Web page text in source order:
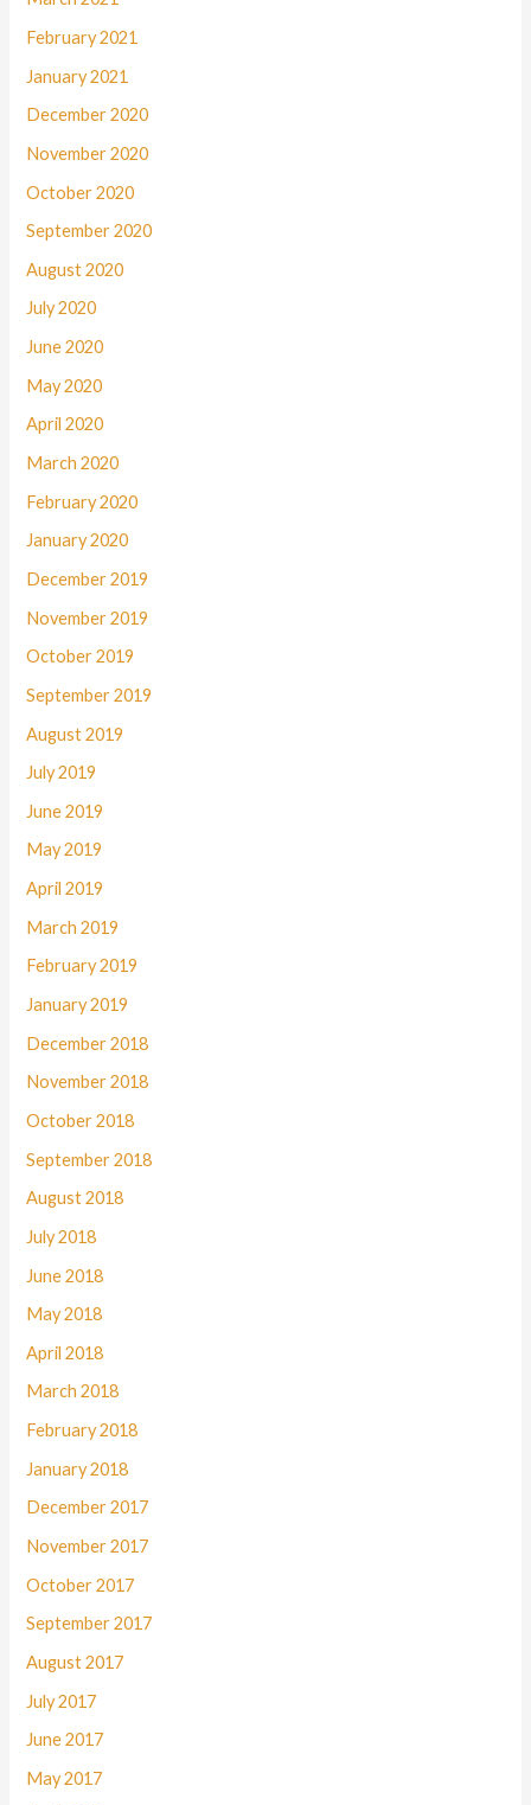
February 2021
January 2021
December 2020
November 2020
October 2020
September 2020
August 2020
July 2020
June 2020
May 2020
April 2020
March 2020
February 2020
January 2020
December 2019
November 2019
October 2019
September 2019
August 2019
July 2019
June 2019
May 2019
April 2019
March 2019
February 2019
January 2019
December 2018
November 2018
October 2018
September 2018
August 2018
July 2018
June 2018
May 2018
April 2018
March 2018
February 2018
January 2018
December 2017
November 2017
October 2017
September 2017
August 2017
July 2017
June 2017
May 2017